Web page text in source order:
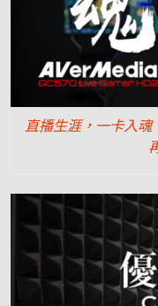
直播生涯，一卡入魂